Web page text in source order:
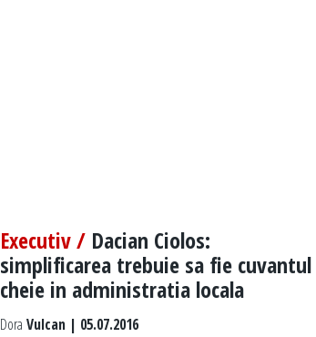
Executiv / Dacian Ciolos:
simplificarea trebuie sa fie cuvantul
cheie in administratia locala
Dora Vulcan | 05.07.2016